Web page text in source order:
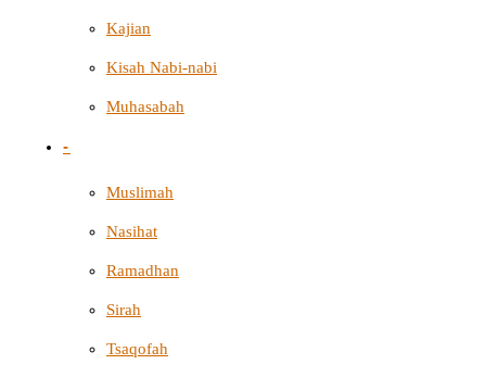
Kajian
Kisah Nabi-nabi
Muhasabah
-
Muslimah
Nasihat
Ramadhan
Sirah
Tsaqofah